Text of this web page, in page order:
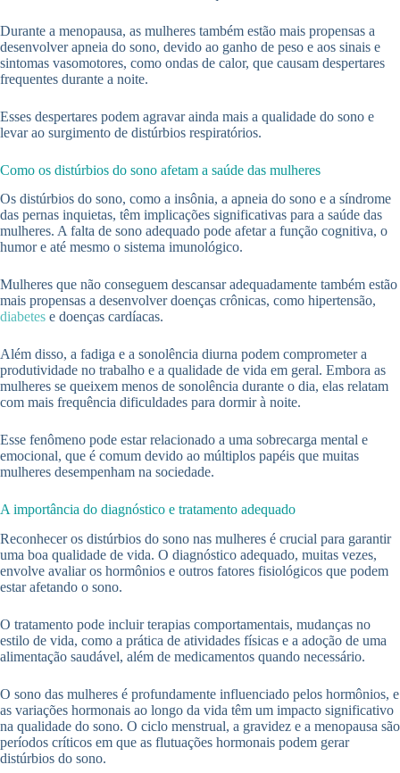
Durante a menopausa, as mulheres também estão mais propensas a
desenvolver apneia do sono, devido ao ganho de peso e aos sinais e
sintomas vasomotores, como ondas de calor, que causam despertares
frequentes durante a noite.
Esses despertares podem agravar ainda mais a qualidade do sono e
levar ao surgimento de distúrbios respiratórios.
Como os distúrbios do sono afetam a saúde das mulheres
Os distúrbios do sono, como a insônia, a apneia do sono e a síndrome
das pernas inquietas, têm implicações significativas para a saúde das
mulheres. A falta de sono adequado pode afetar a função cognitiva, o
humor e até mesmo o sistema imunológico.
Mulheres que não conseguem descansar adequadamente também estão
mais propensas a desenvolver doenças crônicas, como hipertensão,
diabetes e doenças cardíacas.
Além disso, a fadiga e a sonolência diurna podem comprometer a
produtividade no trabalho e a qualidade de vida em geral. Embora as
mulheres se queixem menos de sonolência durante o dia, elas relatam
com mais frequência dificuldades para dormir à noite.
Esse fenômeno pode estar relacionado a uma sobrecarga mental e
emocional, que é comum devido ao múltiplos papéis que muitas
mulheres desempenham na sociedade.
A importância do diagnóstico e tratamento adequado
Reconhecer os distúrbios do sono nas mulheres é crucial para garantir
uma boa qualidade de vida. O diagnóstico adequado, muitas vezes,
envolve avaliar os hormônios e outros fatores fisiológicos que podem
estar afetando o sono.
O tratamento pode incluir terapias comportamentais, mudanças no
estilo de vida, como a prática de atividades físicas e a adoção de uma
alimentação saudável, além de medicamentos quando necessário.
O sono das mulheres é profundamente influenciado pelos hormônios, e
as variações hormonais ao longo da vida têm um impacto significativo
na qualidade do sono. O ciclo menstrual, a gravidez e a menopausa são
períodos críticos em que as flutuações hormonais podem gerar
distúrbios do sono.